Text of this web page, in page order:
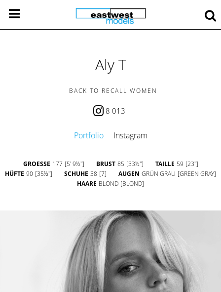
Aly T
BACK TO RECALL WOMEN
8 013
Portfolio Instagram
GROESSE 177 [5' 9½''] BRUST 85 [33½''] TAILLE 59 [23'']
HÜFTE 90 [35½''] SCHUHE 38 [7] AUGEN GRÜN GRAU [GREEN GRAY]
HAARE BLOND [BLOND]